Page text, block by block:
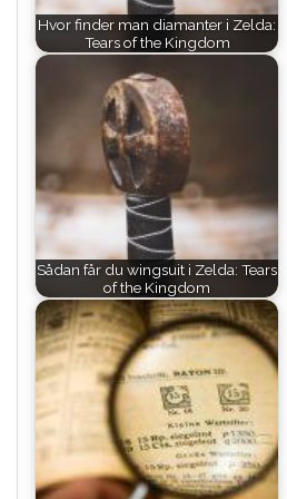
Hvor finder man diamanter i Zelda:
Tears of the Kingdom
Sådan får du wingsuit i Zelda: Tears
of the Kingdom